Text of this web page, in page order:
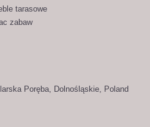
tarasowe
zabaw
Poręba, Dolnośląskie, Poland